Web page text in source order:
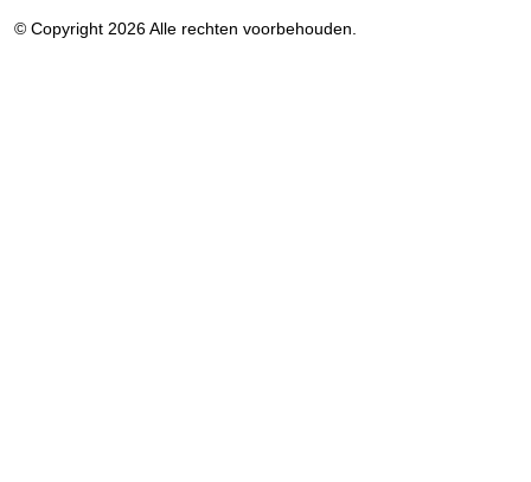
© Copyright 2026 Alle rechten voorbehouden.